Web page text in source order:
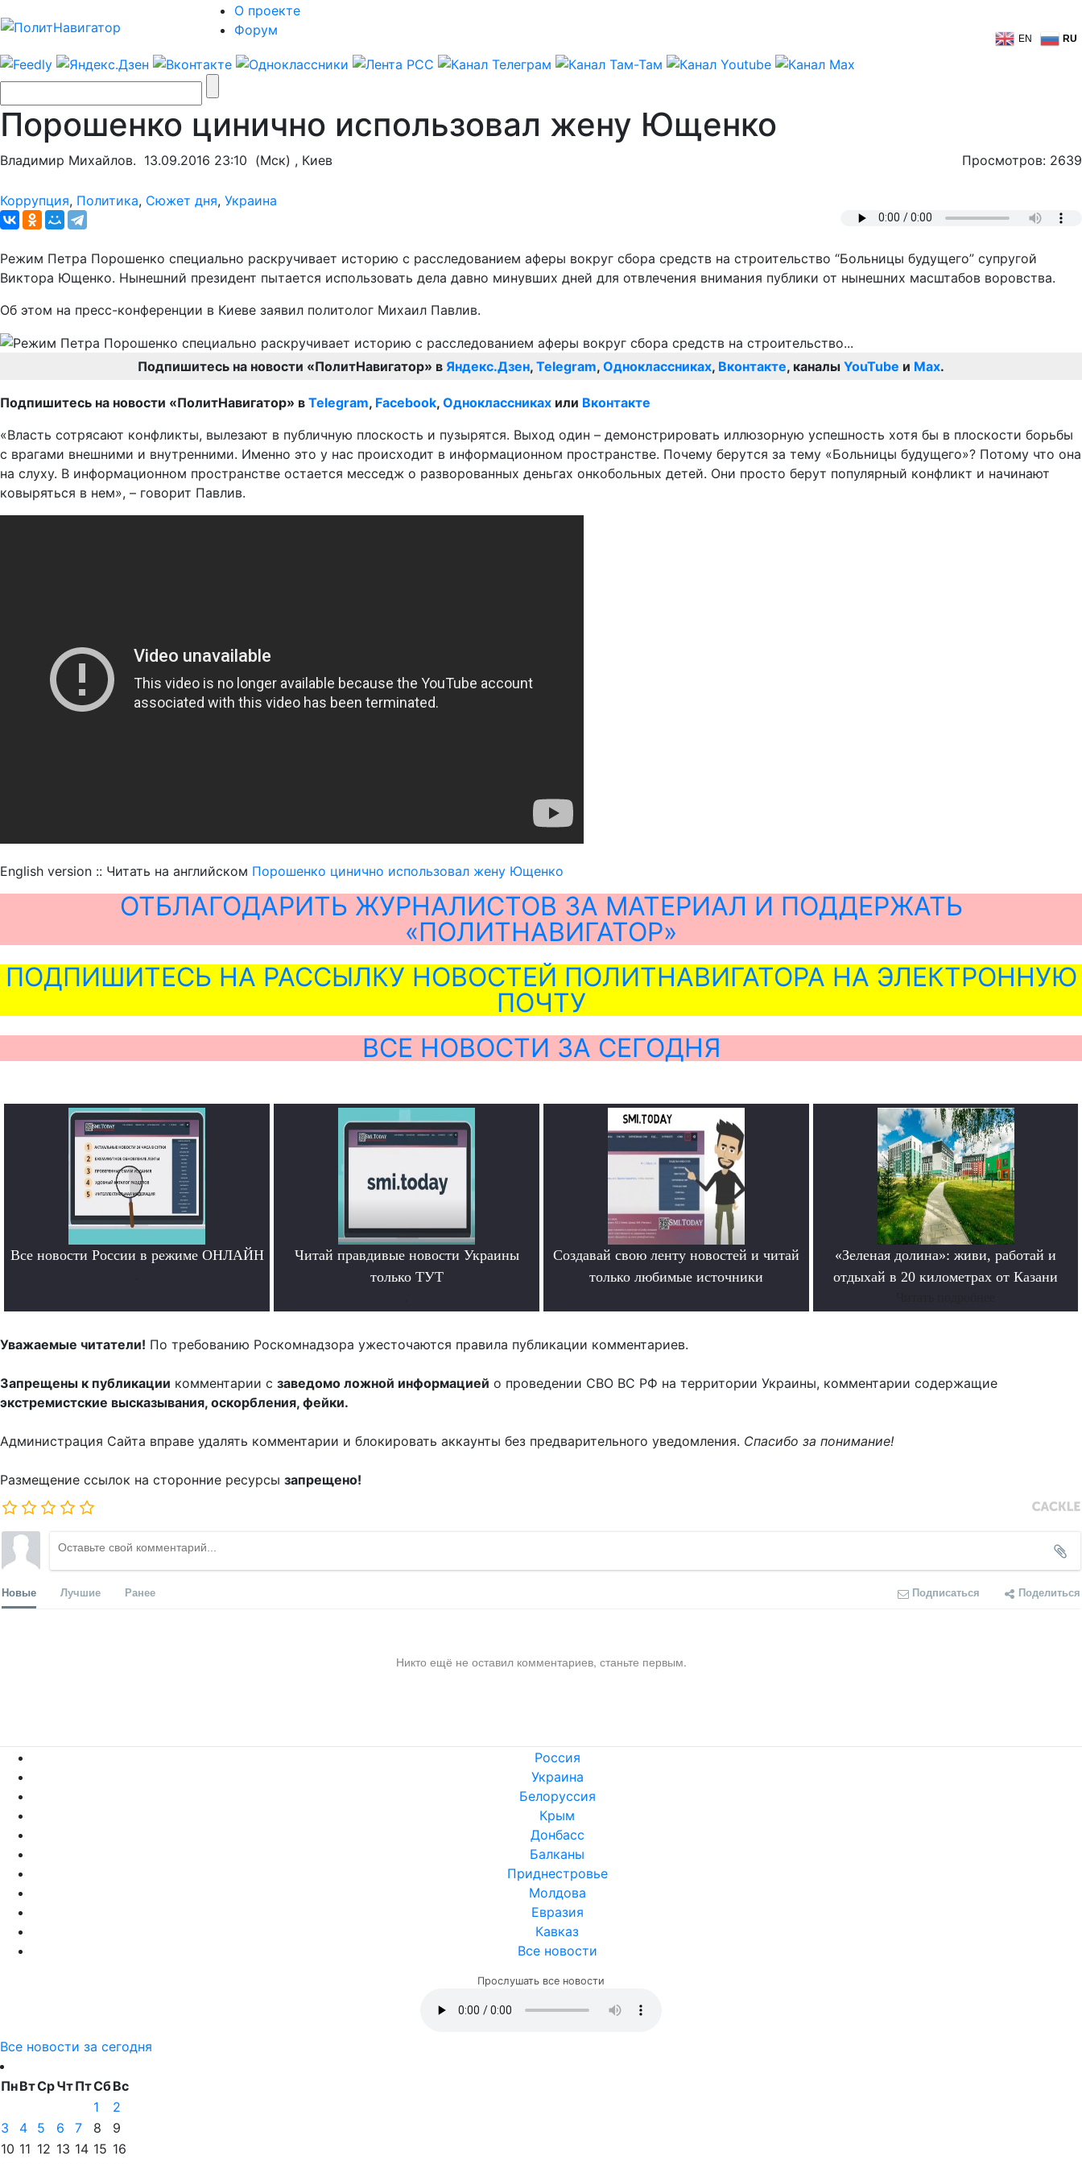
О проекте
Форум
EN RU
Порошенко цинично использовал жену Ющенко
Владимир Михайлов. 13.09.2016 23:10 (Мск) , Киев Просмотров: 2639
Коррупция, Политика, Сюжет дня, Украина
Режим Петра Порошенко специально раскручивает историю с расследованием аферы вокруг сбора средств на строительство “Больницы будущего” супругой
Виктора Ющенко. Нынешний президент пытается использовать дела давно минувших дней для отвлечения внимания публики от нынешних масштабов воровства.
Об этом на пресс-конференции в Киеве заявил политолог Михаил Павлив.
Подпишитесь на новости «ПолитНавигатор» в Яндекс.Дзен, Telegram, Одноклассниках, Вконтакте, каналы YouTube и Max.
Подпишитесь на новости «ПолитНавигатор» в Telegram, Facebook, Одноклассниках или Вконтакте
«Власть сотрясают конфликты, вылезают в публичную плоскость и пузырятся. Выход один – демонстрировать иллюзорную успешность хотя бы в плоскости борьбы
с врагами внешними и внутренними. Именно это у нас происходит в информационном пространстве. Почему берутся за тему «Больницы будущего»? Потому что она
на слуху. В информационном пространстве остается месседж о разворованных деньгах онкобольных детей. Они просто берут популярный конфликт и начинают
ковыряться в нем», – говорит Павлив.
English version :: Читать на английском Порошенко цинично использовал жену Ющенко
ОТБЛАГОДАРИТЬ ЖУРНАЛИСТОВ ЗА МАТЕРИАЛ И ПОДДЕРЖАТЬ
«ПОЛИТНАВИГАТОР»
ПОДПИШИТЕСЬ НА РАССЫЛКУ НОВОСТЕЙ ПОЛИТНАВИГАТОРА НА ЭЛЕКТРОННУЮ
ПОЧТУ
ВСЕ НОВОСТИ ЗА СЕГОДНЯ
Все новости России в режиме ОНЛАЙН
Читай правдивые новости Украины
только ТУТ
Создавай свою ленту новостей и читай
только любимые источники
«Зеленая долина»: живи, работай и
отдыхай в 20 километрах от Казани
Уважаемые читатели! По требованию Роскомнадзора ужесточаются правила публикации комментариев.
Запрещены к публикации комментарии с заведомо ложной информацией о проведении СВО ВС РФ на территории Украины, комментарии содержащие
экстремистские высказывания, оскорбления, фейки.
Администрация Сайта вправе удалять комментарии и блокировать аккаунты без предварительного уведомления. Спасибо за понимание!
Размещение ссылок на сторонние ресурсы запрещено!
Новые Лучшие Ранее Подписаться Поделиться
Никто ещё не оставил комментариев, станьте первым.
Россия
Украина
Белоруссия
Крым
Донбасс
Балканы
Приднестровье
Молдова
Евразия
Кавказ
Все новости
Прослушать все новости
Все новости за сегодня
ПнВтСрЧтПтСбВс
1
2
3
4 5 6 7 8
9
10 11 12 13 14 15 16